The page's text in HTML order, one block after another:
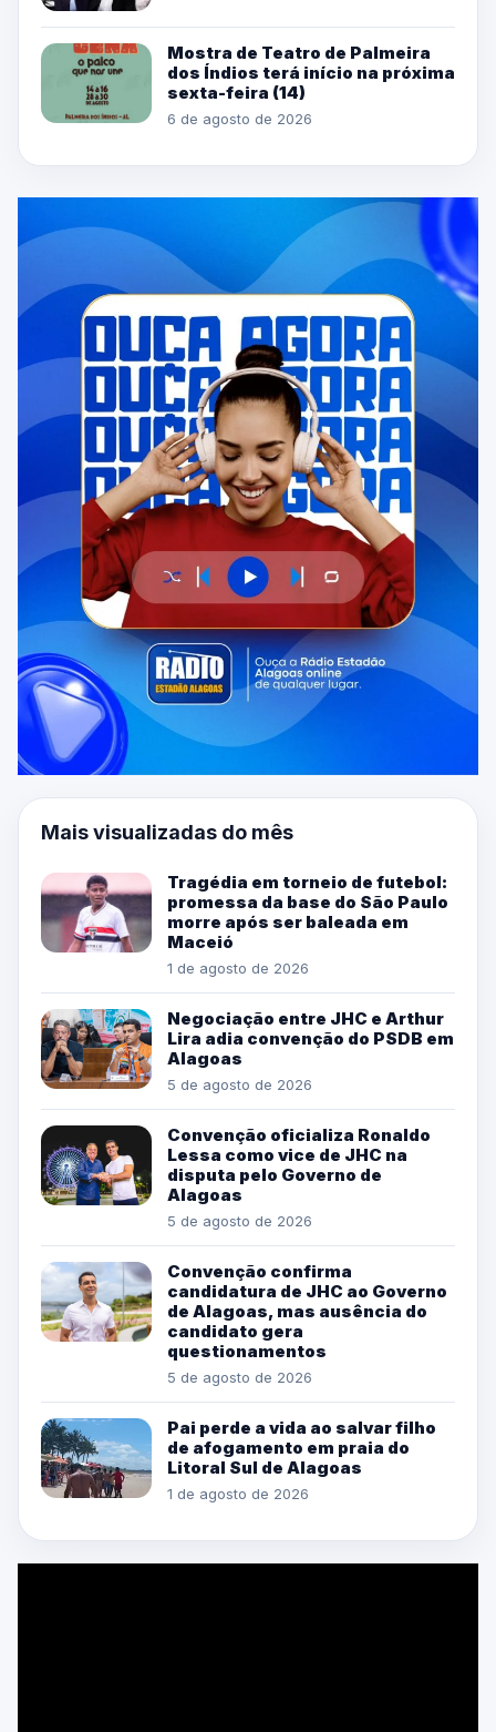
Mostra de Teatro de Palmeira
dos Índios terá início na próxima
sexta-feira (14)
6 de agosto de 2026
Mais visualizadas do mês
Tragédia em torneio de futebol:
promessa da base do São Paulo
morre após ser baleada em
Maceió
1 de agosto de 2026
Negociação entre JHC e Arthur
Lira adia convenção do PSDB em
Alagoas
5 de agosto de 2026
Convenção oficializa Ronaldo
Lessa como vice de JHC na
disputa pelo Governo de
Alagoas
5 de agosto de 2026
Convenção confirma
candidatura de JHC ao Governo
de Alagoas, mas ausência do
candidato gera
questionamentos
5 de agosto de 2026
Pai perde a vida ao salvar filho
de afogamento em praia do
Litoral Sul de Alagoas
1 de agosto de 2026